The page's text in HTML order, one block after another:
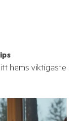
hems viktigaste